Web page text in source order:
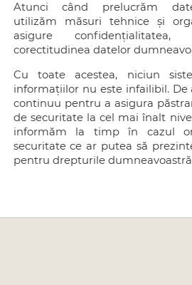
Atunci când prelucrăm
utilizăm măsuri tehnice și
asigure confidențialitatea,
corectitudinea datelor
Cu toate acestea, niciun
informațiilor nu este infailibil. De
continuu pentru a asigura
de securitate la cel mai înalt
informăm la timp în cazul
securitate ce ar putea să
pentru drepturile